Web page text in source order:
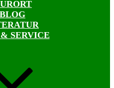
BLOG
SERVICE